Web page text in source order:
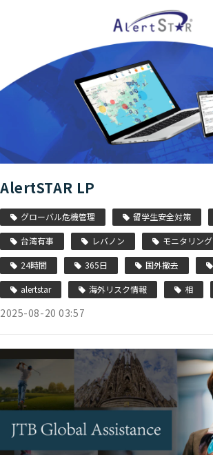
AlertSTAR LP
グローバル危機管理 留学生安全対策
台湾有事 レバノン モニタリング
24時間 365日 国外撤去
alertstar 海外リスク情報 相
2025-08-20 03:57